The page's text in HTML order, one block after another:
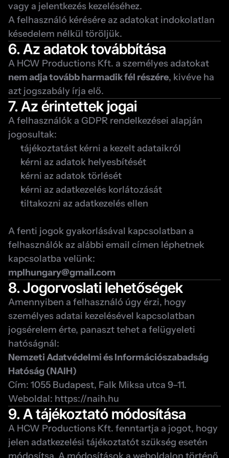
vagy a jelentkezés kezeléséhez.
A felhasználó kérésére az adatokat indokolatlan
késedelem nélkül töröljük.
6. Az adatok továbbítása
nem adja tovább harmadik fél részére, kivéve ha
azt jogszabály írja elő.
7. Az érintettek jogai
A felhasználók a GDPR rendelkezései alapján
jogosultak:
tájékoztatást kérni a kezelt adataikról
kérni az adatok helyesbítését
kérni az adatok törlését
kérni az adatkezelés korlátozását
tiltakozni az adatkezelés ellen
A fenti jogok gyakorlásával kapcsolatban a
felhasználók az alábbi email címen léphetnek
kapcsolatba velünk:
mplhungary@gmail.com
8. Jogorvoslati lehetőségek
Amennyiben a felhasználó úgy érzi, hogy
személyes adatai kezelésével kapcsolatban
jogsérelem érte, panaszt tehet a felügyeleti
hatóságnál:
Nemzeti Adatvédelmi és Információszabadság
Hatóság (NAIH)
Cím: 1055 Budapest, Falk Miksa utca 9–11.
Weboldal: https://naih.hu
9. A tájékoztató módosítása
A HCW Productions Kft. fenntartja a jogot, hogy
jelen adatkezelési tájékoztatót szükség esetén